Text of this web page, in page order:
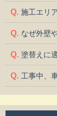
施工エリ
なぜ外壁
塗替えに
工事中、
工事中、
よいですか？